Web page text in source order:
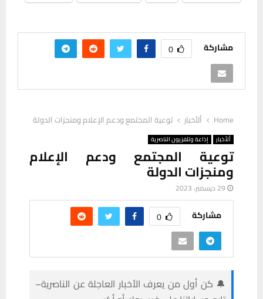
مشاركة 0
Home ألأخبار توعية المجتمع ودعم الإعلام ومنجزات الدولة
ألأخبار إذاعة وتلفزيون الناصرية
توعية المجتمع ودعم الإعلام
ومنجزات الدولة
29 ديسمبر، 2023
مشاركة 0
🔔 كن أول من يعرف الأخبار العاجلة عن الناصرية–